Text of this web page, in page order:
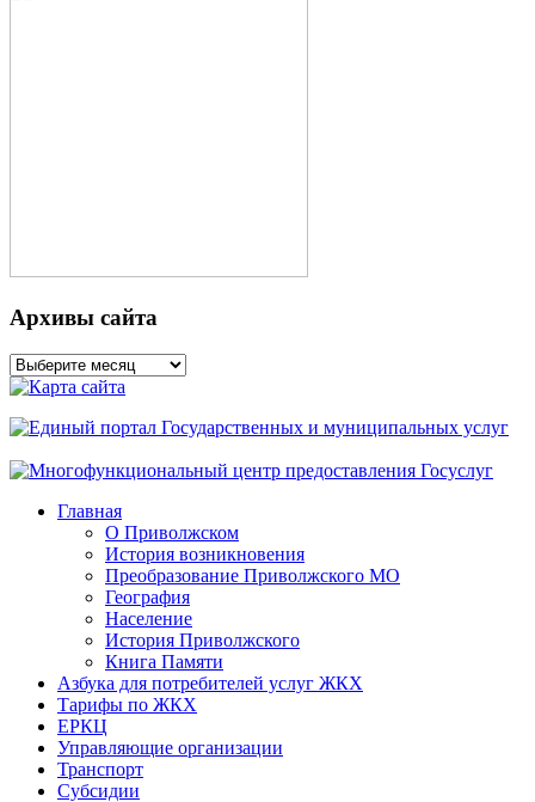
Архивы сайта
Архивы
сайта
Главная
О Приволжском
История возникновения
Преобразование Приволжского МО
География
Население
История Приволжского
Книга Памяти
Азбука для потребителей услуг ЖКХ
Тарифы по ЖКХ
ЕРКЦ
Управляющие организации
Транспорт
Субсидии